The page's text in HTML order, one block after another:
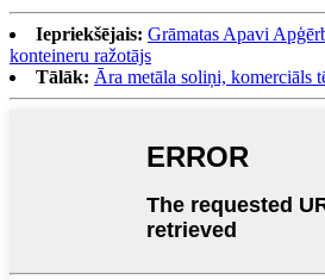
Iepriekšējais: Grāmatas Apavi
konteineru ražotājs
Tālāk: Āra metāla soliņi, komerciāls